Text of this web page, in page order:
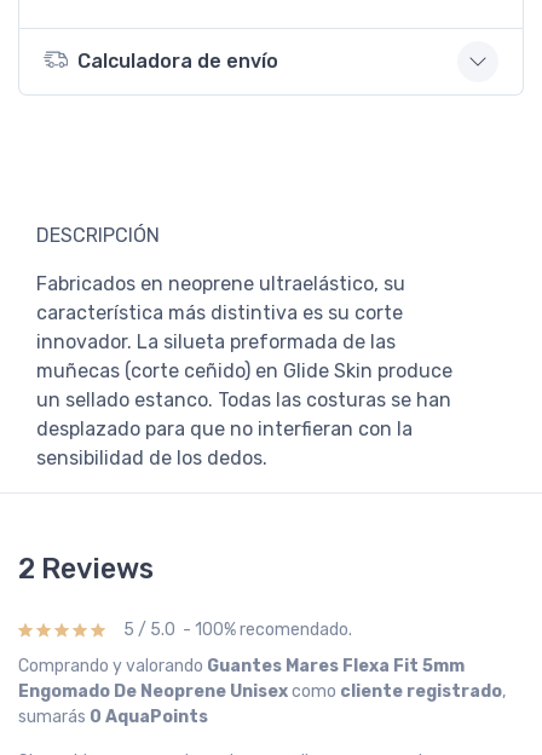
Calculadora de envío
DESCRIPCIÓN
Fabricados en neoprene ultraelástico, su
característica más distintiva es su corte
innovador. La silueta preformada de las
muñecas (corte ceñido) en Glide Skin produce
un sellado estanco. Todas las costuras se han
desplazado para que no interfieran con la
sensibilidad de los dedos.
2 Reviews
5 / 5.0 - 100% recomendado.
Comprando y valorando Guantes Mares Flexa Fit 5mm
Engomado De Neoprene Unisexcomo cliente registrado,
sumarás 0 AquaPoints